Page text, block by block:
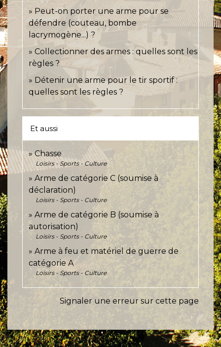
Peut-on porter une arme pour se
défendre (couteau, bombe
lacrymogène...) ?
Collectionner des armes : quelles sont les
règles ?
Détenir une arme pour le tir sportif :
quelles sont les règles ?
Et aussi
Chasse
Loisirs - Sports - Culture
Arme de catégorie C (soumise à
déclaration)
Loisirs - Sports - Culture
Arme de catégorie B (soumise à
autorisation)
Loisirs - Sports - Culture
Arme à feu et matériel de guerre de
catégorie A
Loisirs - Sports - Culture
Signaler une erreur sur cette page